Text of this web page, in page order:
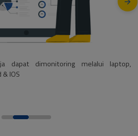
dapat dimonitoring melalui laptop,
IOS